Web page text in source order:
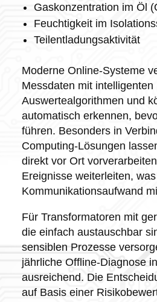
Gaskonzentration im Öl
Feuchtigkeit im
Teilentladungsaktivität
Moderne Online-Systeme
Messdaten mit intelligenten
Auswertealgorithmen und
automatisch erkennen,
führen. Besonders in
Computing-Lösungen
direkt vor Ort
Ereignisse weiterleiten,
Kommunikationsaufwand
Für Transformatoren mit
die einfach austauschbar
sensiblen Prozesse
jährliche Offline-Diagnose
ausreichend. Die
auf Basis einer